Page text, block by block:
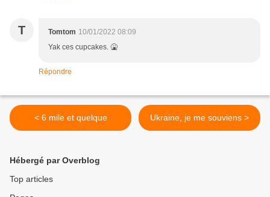
T Tomtom 10/01/2022 08:09
Yak ces cupcakes. 🤮
Répondre
< 6 mile et quelque Ukraine, je me souviens >
Hébergé par Overblog
Top articles